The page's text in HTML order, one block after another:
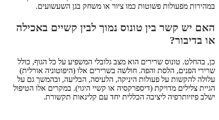
במהירות מפעולות פשוטות כמו ציור או משחק בגן השעשועים.
האם יש קשר בין טונוס נמוך לבין קשיים באכילה
או בדיבור?
כן, בהחלט. טונוס שרירים הוא מצב גלובלי המשפיע על כל הגוף, כולל
שרירי הפנים, הלסת והפה. חולשה בשרירים אלו (היפוטוניה אורלית)
עלולה להקשות על פעולות היניקה, הלעיסה, הבליעה, ובהמשך גם על
הגיית צלילים מדויקת (דיספרקסיה או קשיי היגוי). במקרים אלו הטיפול
ישלב פיזיותרפיה ליציבה הכללית יחד עם קלינאות תקשורת.